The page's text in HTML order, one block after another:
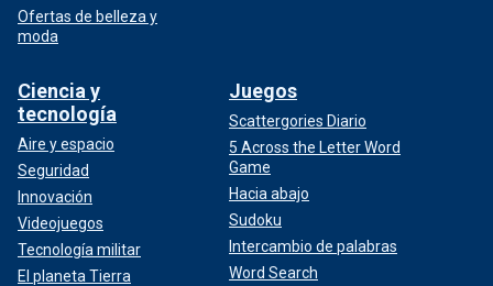
Ofertas de belleza y
moda
Ciencia y
tecnología
Aire y espacio
Seguridad
Innovación
Videojuegos
Tecnología militar
El planeta Tierra
Juegos
Scattergories Diario
5 Across the Letter Word
Game
Hacia abajo
Sudoku
Intercambio de palabras
Word Search